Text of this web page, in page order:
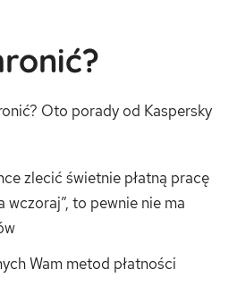
Oto porady od Kaspersky
zlecić świetnie płatną pracę
wczoraj”, to pewnie nie ma
Wam metod płatności